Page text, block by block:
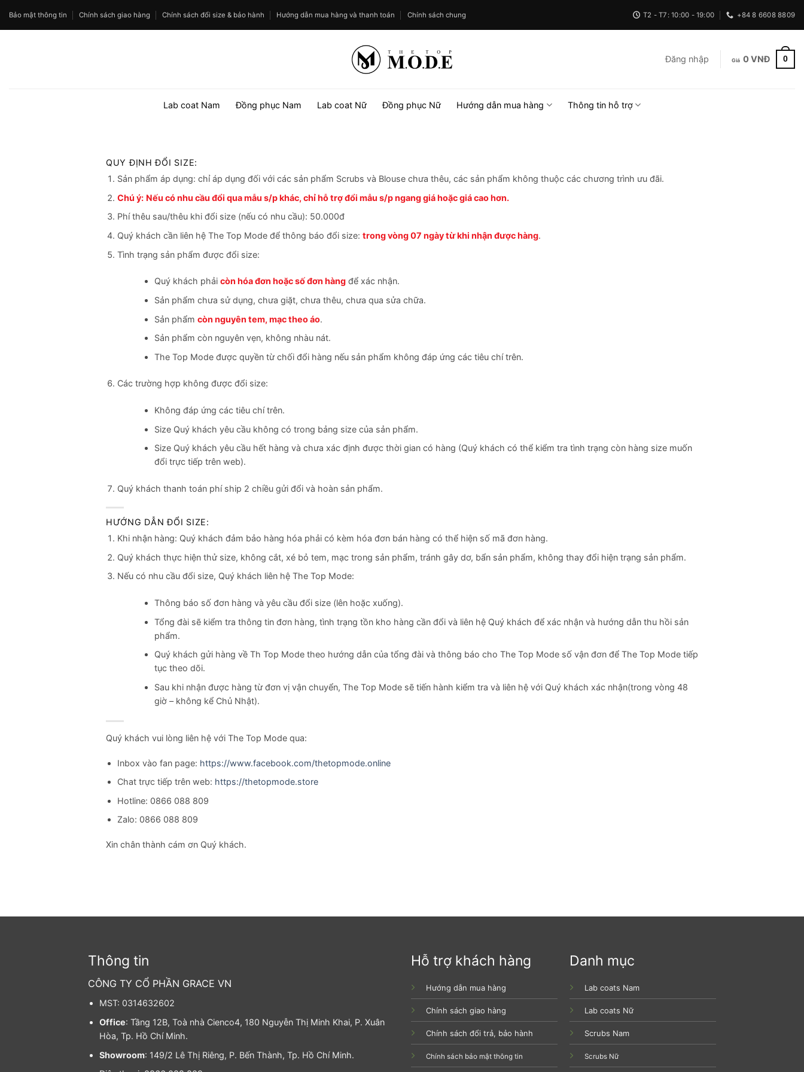
quaBảo mật thông tin Chính sách giao hàng Chính sách đổi size & bảo hành Hướng dẫn mua hàng và thanh toán Chính sách chung T2 - T7: 10:00 - 19:00 +84 8 6608 8809
Đăng nhập 0 VNĐ 0
Lab coat Nam Đồng phục Nam Lab coat Nữ Đồng phục Nữ Hướng dẫn mua hàng Thông tin hỗ trợ
QUY ĐỊNH ĐỔI SIZE:
Sản phẩm áp dụng: chỉ áp dụng đối với các sản phẩm Scrubs và Blouse chưa thêu, các sản phẩm không thuộc các chương trình ưu đãi.
Chú ý: Nếu có nhu cầu đổi qua mẫu s/p khác, chỉ hỗ trợ đổi mẫu s/p ngang giá hoặc giá cao hơn.
Phí thêu sau/thêu khi đổi size (nếu có nhu cầu): 50.000đ
Quý khách cần liên hệ The Top Mode để thông báo đổi size: trong vòng 07 ngày từ khi nhận được hàng.
Tình trạng sản phẩm được đổi size:
Quý khách phải còn hóa đơn hoặc số đơn hàngđể xác nhận.
Sản phẩm chưa sử dụng, chưa giặt, chưa thêu, chưa qua sửa chữa.
Sản phẩm còn nguyên tem, mạc theo áo.
Sản phẩm còn nguyên vẹn, không nhàu nát.
The Top Mode được quyền từ chối đổi hàng nếu sản phẩm không đáp ứng các tiêu chí trên.
Các trường hợp không được đổi size:
Không đáp ứng các tiêu chí trên.
Size Quý khách yêu cầu không có trong bảng size của sản phẩm.
Size Quý khách yêu cầu hết hàng và chưa xác định được thời gian có hàng (Quý khách có thể kiểm tra tình trạng còn hàng size muốn
đổi trực tiếp trên web).
Quý khách thanh toán phí ship 2 chiều gửi đổi và hoàn sản phẩm.
HƯỚNG DẪN ĐỔI SIZE:
Khi nhận hàng: Quý khách đảm bảo hàng hóa phải có kèm hóa đơn bán hàng có thể hiện số mã đơn hàng.
Quý khách thực hiện thử size, không cắt, xé bỏ tem, mạc trong sản phẩm, tránh gây dơ, bẩn sản phẩm, không thay đổi hiện trạng sản phẩm.
Nếu có nhu cầu đổi size, Quý khách liên hệ The Top Mode:
Thông báo số đơn hàng và yêu cầu đổi size (lên hoặc xuống).
Tổng đài sẽ kiểm tra thông tin đơn hàng, tình trạng tồn kho hàng cần đổi và liên hệ Quý khách để xác nhận và hướng dẫn thu hồi sản
phẩm.
Quý khách gửi hàng về Th Top Mode theo hướng dẫn của tổng đài và thông báo cho The Top Mode số vận đơn để The Top Mode tiếp
tục theo dõi.
Sau khi nhận được hàng từ đơn vị vận chuyển, The Top Mode sẽ tiến hành kiểm tra và liên hệ với Quý khách xác nhận(trong vòng 48
giờ – không kể Chủ Nhật).
Quý khách vui lòng liên hệ với The Top Mode qua:
Inbox vào fan page: https://www.facebook.com/thetopmode.online
Chat trực tiếp trên web: https://thetopmode.store
Hotline: 0866 088 809
Zalo: 0866 088 809
Xin chân thành cám ơn Quý khách.
Thông tin
CÔNG TY CỔ PHẦN GRACE VN
MST: 0314632602
Office: Tầng 12B, Toà nhà Cienco4, 180 Nguyễn Thị Minh Khai, P. Xuân
Hòa, Tp. Hồ Chí Minh.
Showroom: 149/2 Lê Thị Riêng, P. Bến Thành, Tp. Hồ Chí Minh.
Hỗ trợ khách hàng
Hướng dẫn mua hàng
Chính sách giao hàng
Chính sách đổi trả, bảo hành
Chính sách bảo mật thông tin
Danh mục
Lab coats Nam
Lab coats Nữ
Scrubs Nam
Scrubs Nữ